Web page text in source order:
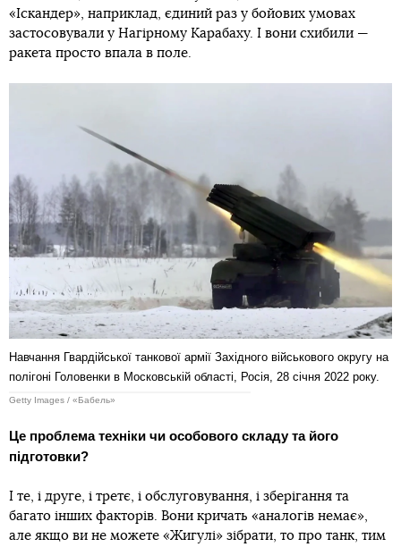
«Іскандер», наприклад, єдиний раз у бойових умовах
застосовували у Нагірному Карабаху. І вони схибили —
ракета просто впала в поле.
Навчання Гвардійської танкової армії Західного військового округу на
полігоні Головенки в Московській області, Росія, 28 січня 2022 року.
Getty Images / «Бабель»
Це проблема техніки чи особового складу та його
підготовки?
І те, і друге, і третє, і обслуговування, і зберігання та
багато інших факторів. Вони кричать «аналогів немає»,
але якщо ви не можете «Жигулі» зібрати, то про танк, тим